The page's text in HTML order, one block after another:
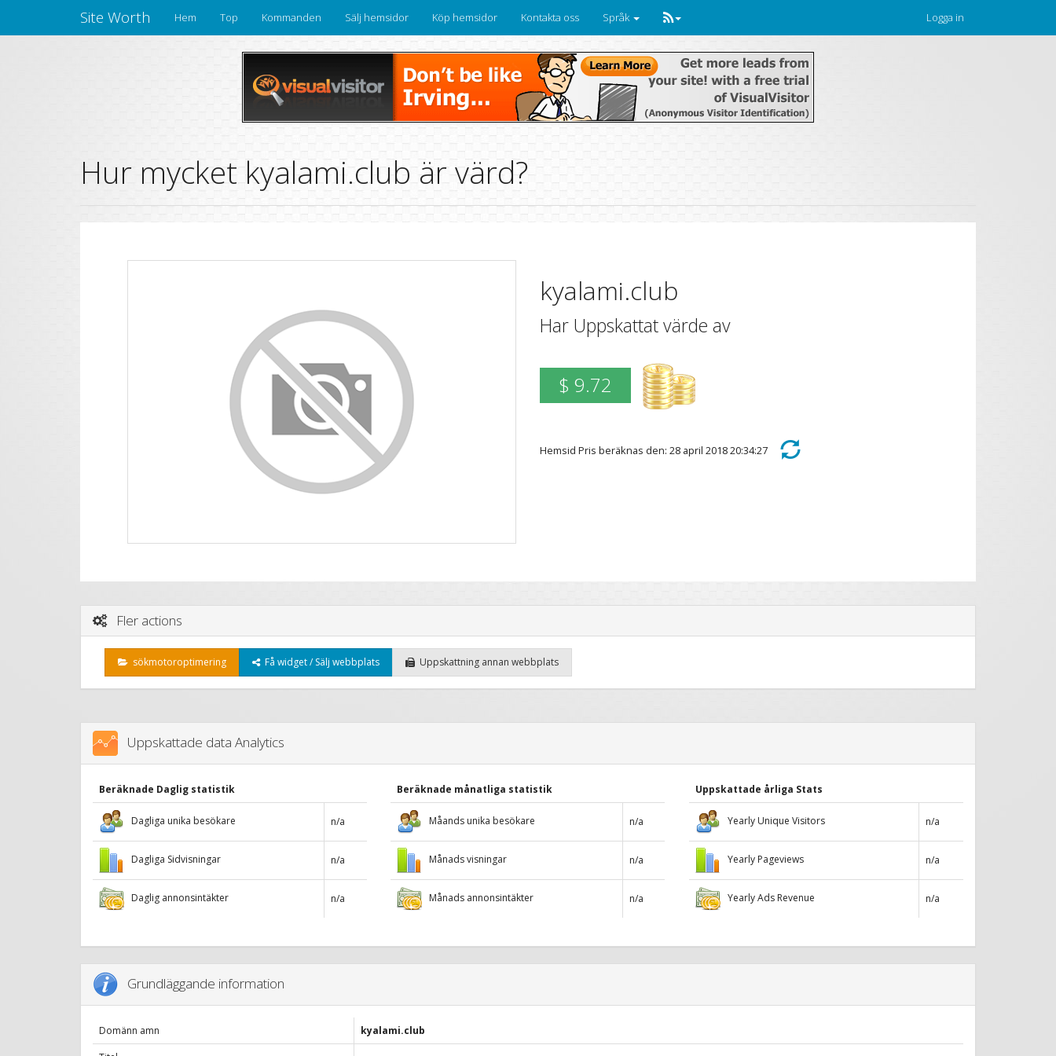
Site Worth Hem Top Kommanden Sälj hemsidor Köp hemsidor Kontakta oss Språk Logga in
Hur mycket kyalami.club är värd?
kyalami.club
Har Uppskattat värde av
$ 9.72
Hemsid Pris beräknas den: 28 april 2018 20:34:27
Fler actions
sökmotoroptimering Få widget / Sälj webbplats Uppskattning annan webbplats
Uppskattade data Analytics
Beräknade Daglig statistik
Dagliga unika besökare n/a
Dagliga Sidvisningar n/a
Daglig annonsintäkter n/a
Beräknade månatliga statistik
Måands unika besökare n/a
Månads visningar n/a
Månads annonsintäkter n/a
Uppskattade årliga Stats
Yearly Unique Visitors n/a
Yearly Pageviews n/a
Yearly Ads Revenue n/a
Grundläggande information
Domänn amn
kyalami.club